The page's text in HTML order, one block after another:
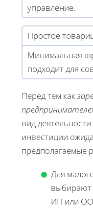
управление.
Простое
Минимальная
подходит для
Перед тем как
вид
инвестиции
предполагаемые
Для
выбирают
ИП или